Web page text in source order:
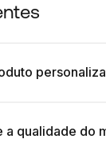
a qualidade do